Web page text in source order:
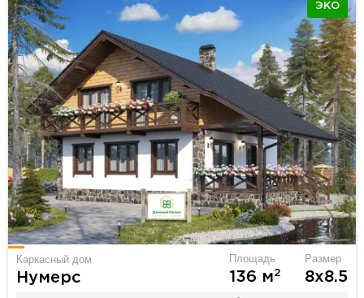
ЭКО
Каркасный дом
Нумерс
Площадь
136 м2
Размер
8х8.5